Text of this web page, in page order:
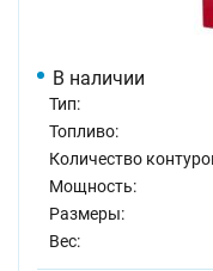
В наличии
Тип:
Топливо:
Количество
Мощность:
Размеры:
Вес: